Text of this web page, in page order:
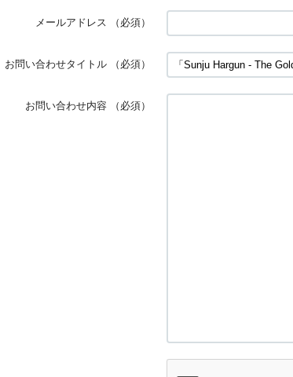
メールアドレス （必須）
お問い合わせタイトル （必須）
お問い合わせ内容 （必須）